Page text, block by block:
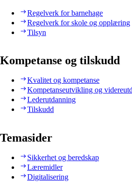
Regelverk for barnehage
Regelverk for skole og opplæring
Tilsyn
Kompetanse og tilskudd
Kvalitet og kompetanse
Kompetanseutvikling og
Lederutdanning
Tilskudd
Temasider
Sikkerhet og beredskap
Læremidler
Digitalisering